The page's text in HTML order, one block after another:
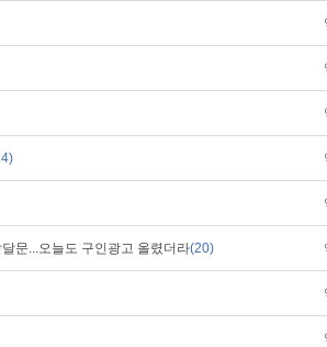
문...오늘도 구인광고 올렸더라(20)